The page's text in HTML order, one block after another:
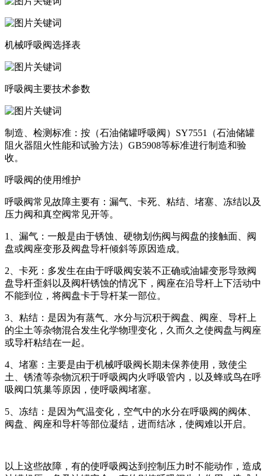
机械呼吸阀选择表
呼吸阀主要技术参数
制造、检测标准：按（石油储罐呼吸阀）SY7551（石油储罐
阻火器阻火性能和试验方法）GB5908等标准进行制造和验
收。
呼吸阀的使用维护
呼吸阀常见故障主要有：漏气、卡死、粘结、堵塞、冻结以及
压力阀和真空阀常见开等。
1、漏气：一般是由于锈蚀、硬物划伤阀与阀盘的接触面、阀
盘或阀座变形及阀盘导杆倾斜等原因造成。
2、卡死：多发生在由于呼吸阀安装不正确或油罐变形导致阀
盘导杆歪斜以及阀杆锈蚀的情况下，阀座在沿导杆上下活动中
不能到位，将阀盘卡于导杆某一部位。
3、粘结：是因为有蒸气、水分与沉积于阀盘、阀座、导杆上
的尘土等杂物混合发生化学物理变化，久而久之使阀盘与阀座
或导杆粘结在一起。
4、堵塞：主要是由于机械呼吸阀长期未保养使用，致使尘
土、锈渣等杂物沉积于呼吸阀内火呼吸管内，以及蜂或鸟在呼
吸阀口筑巢等原因，使呼吸阀堵塞。
5、冻结：是因为气温变化，空气中的水分在呼吸阀的阀体、
阀盘、阀座和导杆等部位凝结，进而结冰，使阀难以开启。
以上这些故障，有的使呼吸阀达到控制压力时不能动作，造成